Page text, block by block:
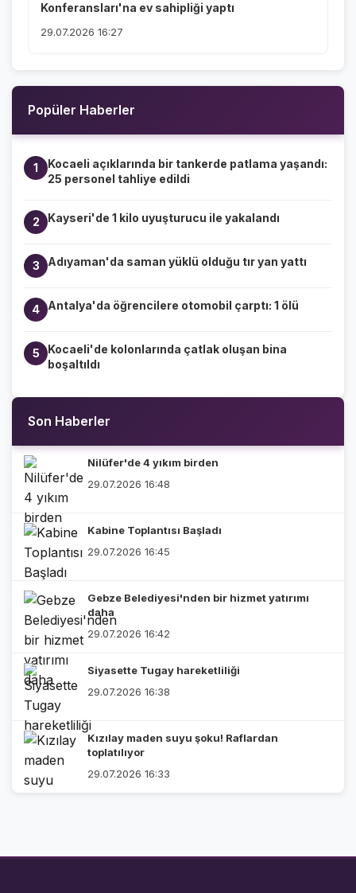
Konferansları'na ev sahipliği yaptı
29.07.2026 16:27
Popüler Haberler
1
Kocaeli açıklarında bir tankerde patlama yaşandı:
25 personel tahliye edildi
2 Kayseri'de 1 kilo uyuşturucu ile yakalandı
3 Adıyaman'da saman yüklü olduğu tır yan yattı
4 Antalya'da öğrencilere otomobil çarptı: 1 ölü
5
Kocaeli'de kolonlarında çatlak oluşan bina
boşaltıldı
Son Haberler
Nilüfer'de 4 yıkım birden
29.07.2026 16:48
Kabine Toplantısı Başladı
29.07.2026 16:45
Gebze Belediyesi'nden bir hizmet yatırımı
daha
29.07.2026 16:42
Siyasette Tugay hareketliliği
29.07.2026 16:38
Kızılay maden suyu şoku! Raflardan
toplatılıyor
29.07.2026 16:33